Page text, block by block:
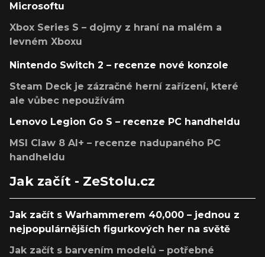
Microsoftu
Xbox Series S – dojmy z hraní na malém a
levném Xboxu
Nintendo Switch 2 – recenze nové konzole
Steam Deck je zázračné herní zařízení, které
ale vůbec nepoužívám
Lenovo Legion Go S – recenze PC handheldu
MSI Claw 8 AI+ – recenze nadupaného PC
handheldu
Jak začít - ZeStolu.cz
Jak začít s Warhammerem 40,000 – jednou z
nejpopulárnějších figurkových her na světě
Jak začít s barvením modelů – potřebné